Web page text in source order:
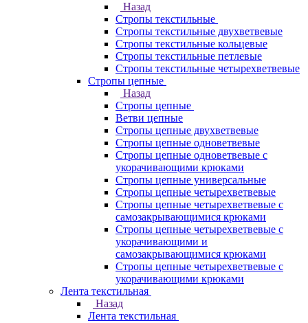
Назад
Стропы текстильные
Стропы текстильные двухветвевые
Стропы текстильные кольцевые
Стропы текстильные петлевые
Стропы текстильные четырехветвевые
Стропы цепные
Назад
Стропы цепные
Ветви цепные
Стропы цепные двухветвевые
Стропы цепные одноветвевые
Стропы цепные одноветвевые с
укорачивающими крюками
Стропы цепные универсальные
Стропы цепные четырехветвевые
Стропы цепные четырехветвевые с
самозакрывающимися крюками
Стропы цепные четырехветвевые с
укорачивающими и
самозакрывающимися крюками
Стропы цепные четырехветвевые с
укорачивающими крюками
Лента текстильная
Назад
Лента текстильная